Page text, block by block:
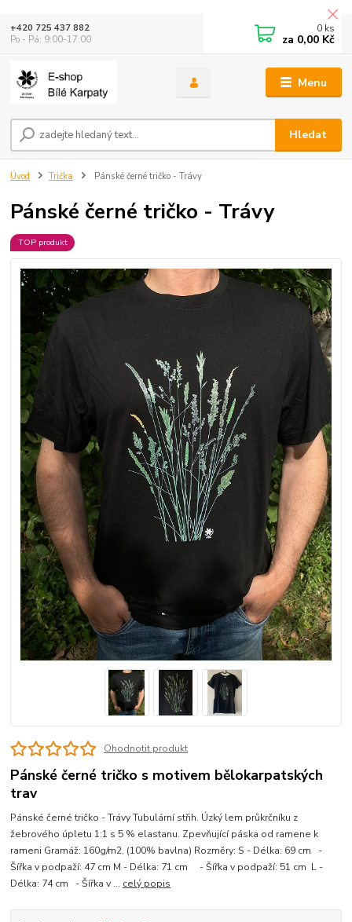
Menu
Hledat
+420 725 437 882
Po - Pá: 9:00-17:00
0 ks
za 0,00 Kč
Úvod Trička Pánské černé tričko - Trávy
Pánské černé tričko - Trávy
TOP produkt
Ohodnotit produkt
Pánské černé tričko s motivem bělokarpatských
trav
Pánské černé tričko - Trávy Tubulární střih. Úzký lem průkrčníku z
žebrového úpletu 1:1 s 5 % elastanu. Zpevňující páska od ramene k
rameni Gramáž: 160g/m2, (100% bavlna) Rozměry: S - Délka: 69 cm -
Šířka v podpaží: 47 cm M - Délka: 71 cm - Šířka v podpaží: 51 cm L -
Délka: 74 cm - Šířka v ... celý popis